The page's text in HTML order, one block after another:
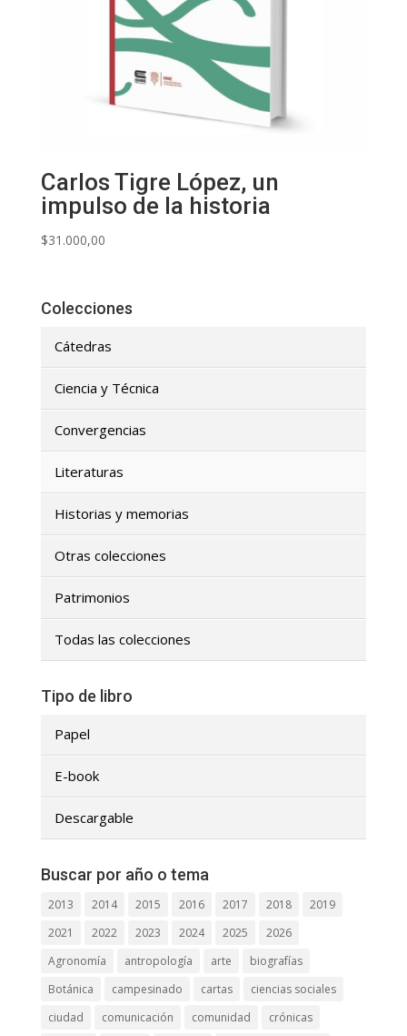
Carlos Tigre López, un
impulso de la historia
$31.000,00
Colecciones
Cátedras
Ciencia y Técnica
Convergencias
Literaturas
Historias y memorias
Otras colecciones
Patrimonios
Todas las colecciones
Tipo de libro
Papel
E-book
Descargable
Buscar por año o tema
2013 2014 2015 2016 2017 2018
2019
2021
2022 2023 2024 2025
2026
Agronomía
antropología arte
biografías
Botánica
campesinado cartas
ciencias sociales
ciudad
comunicación comunidad
crónicas